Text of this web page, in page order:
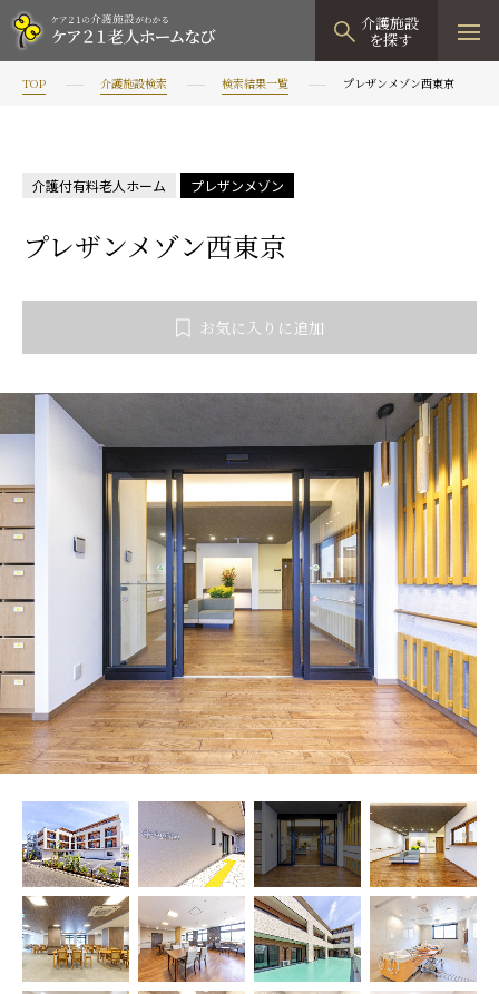
介護施設
を探す
TOPページ
資料請求
見学予約
有料老人ホーム
有料老人ホームTOP
プレザンリュクス
プレザングラン
プレザンメゾン
有料老人ホームとは
グループホーム
認知症対応型グループホームTOP
たのしい家
認知症対応型グループホームとは
認知症のおはなし
小規模多機能型居宅介護
小規模多機能型居宅介護TOP
たのしい家
小規模多機能型居宅介護とは
tel0120-944-821
9:00～18:00（年末年始を除く）
お問い合わせフォーム
お気に入り 資料請求 見学予約
介護保険の仕組み
FAQ
運営会社
プライバシーポリシー
TOP 介護施設検索 検索結果一覧 プレザンメゾン西東京
介護付有料老人ホーム プレザンメゾン
プレザンメゾン西東京
お気に入りに追加